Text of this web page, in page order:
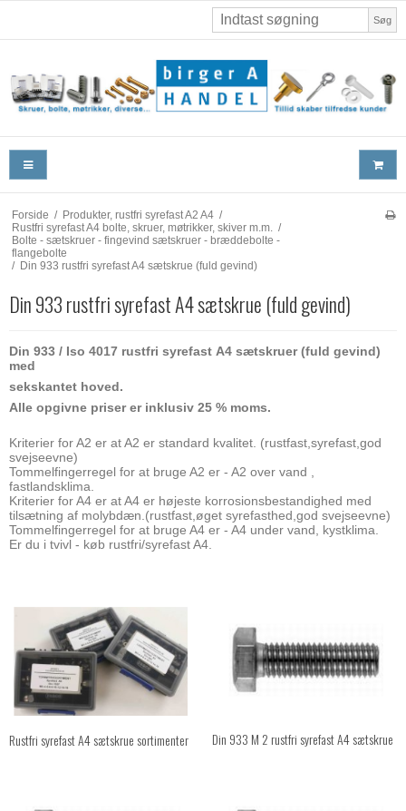
Søg
Forside / Produkter, rustfri syrefast A2 A4 /
Rustfri syrefast A4 bolte, skruer, møtrikker, skiver m.m. /
Bolte - sætskruer - fingevind sætskruer - bræddebolte -
flangebolte
/ Din 933 rustfri syrefast A4 sætskrue (fuld gevind)
Din 933 rustfri syrefast A4 sætskrue (fuld gevind)
Din 933 / Iso 4017 rustfri syrefast A4 sætskruer (fuld gevind)
med
sekskantet hoved.
Alle opgivne priser er inklusiv 25 % moms.
Kriterier for A2 er at A2 er standard kvalitet. (rustfast,syrefast,god
svejseevne)
Tommelfingerregel for at bruge A2 er - A2 over vand ,
fastlandsklima.
Kriterier for A4 er at A4 er højeste korrosionsbestandighed med
tilsætning af molybdæn.(rustfast,øget syrefasthed,god svejseevne)
Tommelfingerregel for at bruge A4 er - A4 under vand, kystklima.
Er du i tvivl - køb rustfri/syrefast A4.
Rustfri syrefast A4 sætskrue sortimenter Din 933 M 2 rustfri syrefast A4 sætskrue